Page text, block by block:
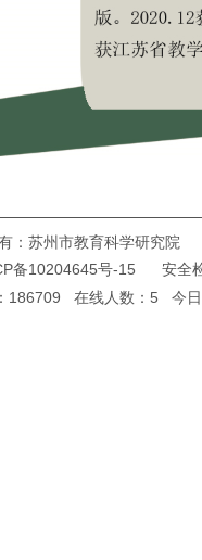
：苏州市教育科学研究院
备10204645号-15 安全
186709 在线人数：5 今